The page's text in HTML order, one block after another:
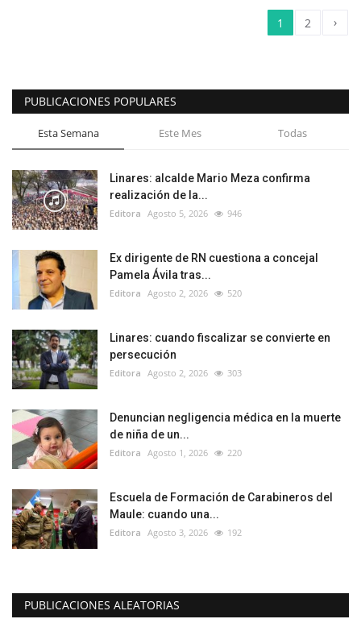
1 2 ›
PUBLICACIONES POPULARES
Esta Semana Este Mes Todas
Linares: alcalde Mario Meza confirma
realización de la...
Editora Agosto 5, 2026 946
Ex dirigente de RN cuestiona a concejal
Pamela Ávila tras...
Editora Agosto 2, 2026 520
Linares: cuando fiscalizar se convierte en
persecución
Editora Agosto 2, 2026 303
Denuncian negligencia médica en la muerte
de niña de un...
Editora Agosto 1, 2026 220
Escuela de Formación de Carabineros del
Maule: cuando una...
Editora Agosto 3, 2026 192
PUBLICACIONES ALEATORIAS